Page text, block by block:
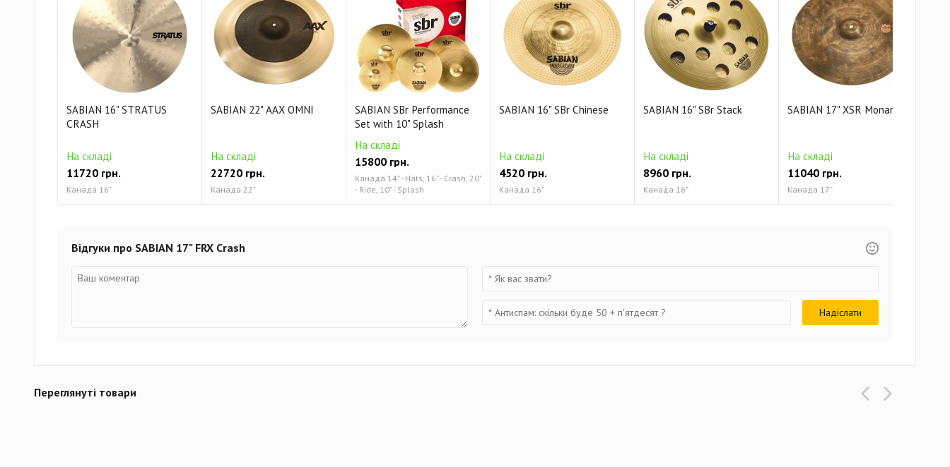
SABIAN 16" STRATUS
CRASH
На складі
11720 грн.
Канада 16"
SABIAN 22" AAX OMNI
На складі
22720 грн.
Канада 22"
SABIAN SBr Performance
Set with 10" Splash
На складі
15800 грн.
Канада 14" - Hats, 16" - Crash, 20"
- Ride, 10" - Splash
SABIAN 16" SBr Chinese
На складі
4520 грн.
Канада 16"
SABIAN 16" SBr Stack
На складі
8960 грн.
Канада 16"
SABIAN 17" XSR Monarch
На складі
11040 грн.
Канада 17"
Відгуки про SABIAN 17" FRX Crash
Переглянуті товари